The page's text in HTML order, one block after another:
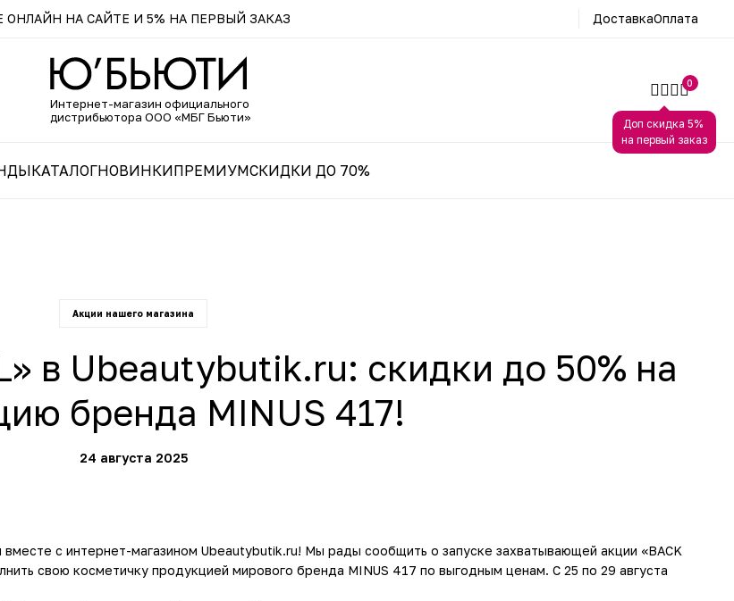
НА САЙТЕ И 5% НА ПЕРВЫЙ ЗАКАЗ ДоставкаОплата
Интернет-магазин официального
дистрибьютора ООО «МБГ Бьюти»
Доп скидка 5%
на первый заказ
0
КАТАЛОГНОВИНКИПРЕМИУМСКИДКИ ДО 70%
Акции нашего магазина
в Ubeautybutik.ru: скидки до 50% на
бренда MINUS 417!
24 августа 2025
с интернет-магазином Ubeautybutik.ru! Мы рады сообщить о запуске захватывающей акции «BACK
свою косметичку продукцией мирового бренда MINUS 417 по выгодным ценам. С 25 по 29 августа